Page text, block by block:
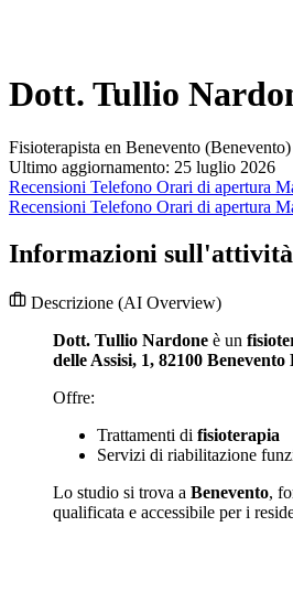
Dott. Tullio
Fisioterapista en Benevento (Benevento)
Ultimo aggiornamento: 25 luglio 2026
Recensioni Telefono Orari di apertura
Recensioni Telefono Orari di apertura
Informazioni sull'attività
Descrizione (AI Overview)
Dott. Tullio Nardone è un
delle Assisi, 1, 82100 Benevento
Offre:
Trattamenti di fisioterapia
Servizi di riabilitazione
Lo studio si trova a Benevento,
qualificata e accessibile per i